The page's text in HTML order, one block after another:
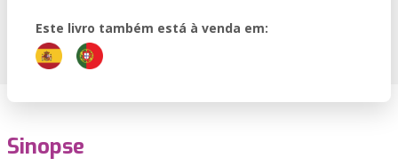
Este livro também está à venda em:
Sinopse